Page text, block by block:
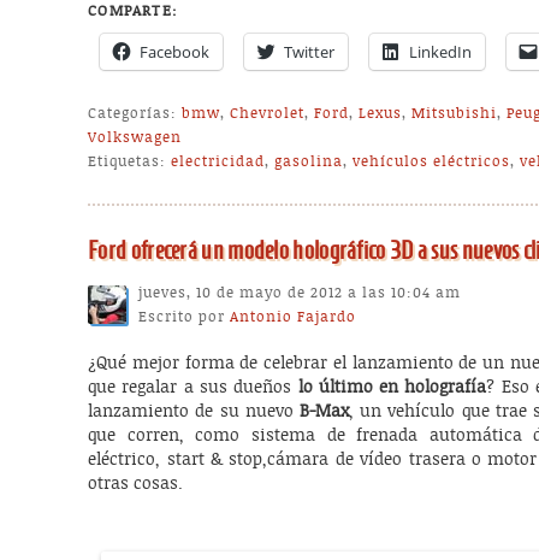
COMPARTE:
Facebook Twitter LinkedIn
Categorías: bmw,Chevrolet,Ford,Lexus,Mitsubishi,
Volkswagen
Etiquetas: electricidad,gasolina,vehículos eléctricos,
Ford ofrecerá un modelo holográfico 3D a sus nuevos
jueves, 10 de mayo de 2012 a las 10:04 am
Escrito porAntonio Fajardo
¿Qué mejor forma de celebrar el lanzamiento de un
que regalar a sus dueños lo último en holografía? Eso
lanzamiento de su nuevo B-Max, un vehículo que trae
que corren, como sistema de frenada automática
eléctrico, start & stop,cámara de vídeo trasera o
otras cosas.